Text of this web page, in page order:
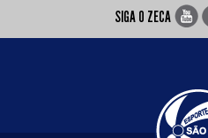
SIGA O ZECA